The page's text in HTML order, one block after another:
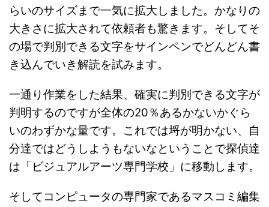
らいのサイズまで一気に拡大しました。かなりの
大きさに拡大されて依頼者も驚きます。そしてそ
の場で判別できる文字をサインペンでどんどん書
き込んでいき解読を試みます。
一通り作業をした結果、確実に判別できる文字が
判明するのですが全体の20％あるかないかぐら
いのわずかな量です。これでは埒が明かない、自
分達ではどうしようもないなということで探偵達
は「ビジュアルアーツ専門学校」に移動します。
そしてコンピュータの専門家であるマスコミ編集